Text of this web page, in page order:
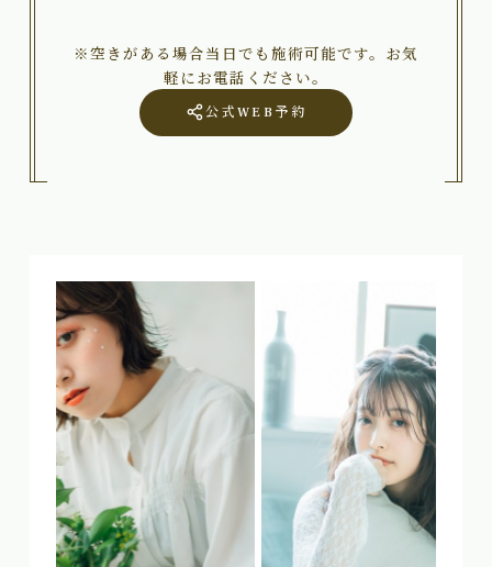
※空きがある場合当日でも施術可能です。お気
軽にお電話ください。
公式WEB予約